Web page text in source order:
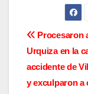
N
a
v
Procesaron
Urquiza en la
accidente de
y exculparon a